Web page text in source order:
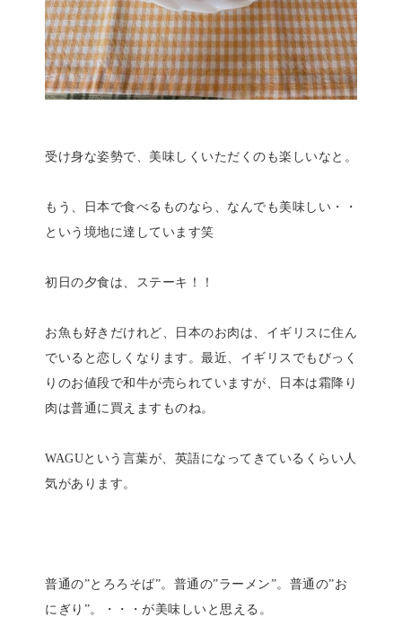
受け身な姿勢で、美味しくいただくのも楽しいなと。
もう、日本で食べるものなら、なんでも美味しい・・
という境地に達しています笑
初日の夕食は、ステーキ！！
お魚も好きだけれど、日本のお肉は、イギリスに住ん
でいると恋しくなります。最近、イギリスでもびっく
りのお値段で和牛が売られていますが、日本は霜降り
肉は普通に買えますものね。
WAGUという言葉が、英語になってきているくらい人
気があります。
普通の”とろろそば”。普通の”ラーメン”。普通の”お
にぎり”。・・・が美味しいと思える。